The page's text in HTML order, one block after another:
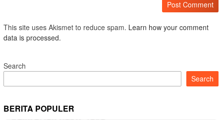
This site uses Akismet to reduce spam. Learn how your comment
data is processed.
Search
Search
BERITA POPULER